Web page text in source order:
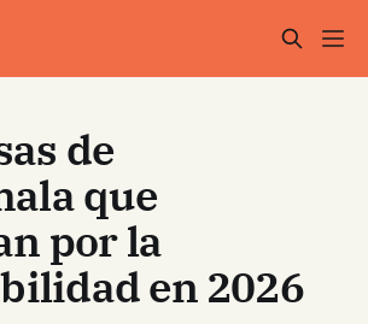
de
que
por la
en 2026